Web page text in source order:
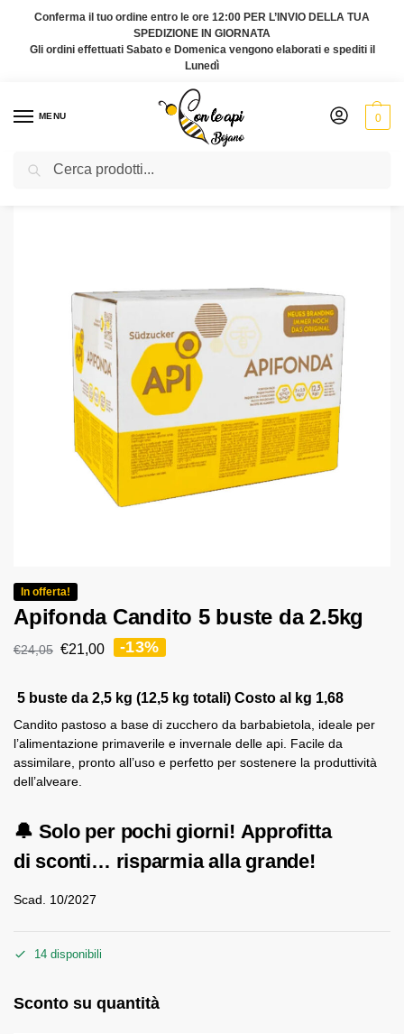
Conferma il tuo ordine entro le ore 12:00 PER L’INVIO DELLA TUA
SPEDIZIONE IN GIORNATA
Gli ordini effettuati Sabato e Domenica vengono elaborati e spediti il
Lunedì
MENU 0
Home Alimento per le Api
In offerta!
Apifonda Candito 5 buste da 2.5kg
€24,05 €21,00 -13%
5 buste da 2,5 kg (12,5 kg totali) Costo al kg 1,68
Candito pastoso a base di zucchero da barbabietola, ideale per
l’alimentazione primaverile e invernale delle api. Facile da
assimilare, pronto all’uso e perfetto per sostenere la produttività
dell’alveare.
🔔 Solo per pochi giorni! Approfitta
di sconti… risparmia alla grande!
Scad. 10/2027
14 disponibili
Sconto su quantità